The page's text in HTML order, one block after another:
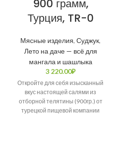
900 грамм,
Турция, TR-0
Мясные изделия, Суджук,
Лето на даче — всё для
мангала и шашлыка
3 220.00₽
Откройте для себя изысканный
вкус настоящей салями из
отборной телятины (900гр.) от
турецкой пищевой компании